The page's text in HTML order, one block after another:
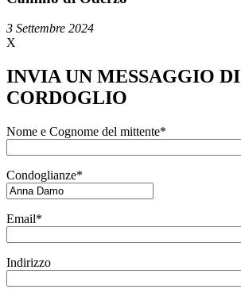
3 Settembre 2024
X
INVIA UN MESSAGGIO DI
CORDOGLIO
Nome e Cognome del mittente*
Condoglianze*
Email*
Indirizzo